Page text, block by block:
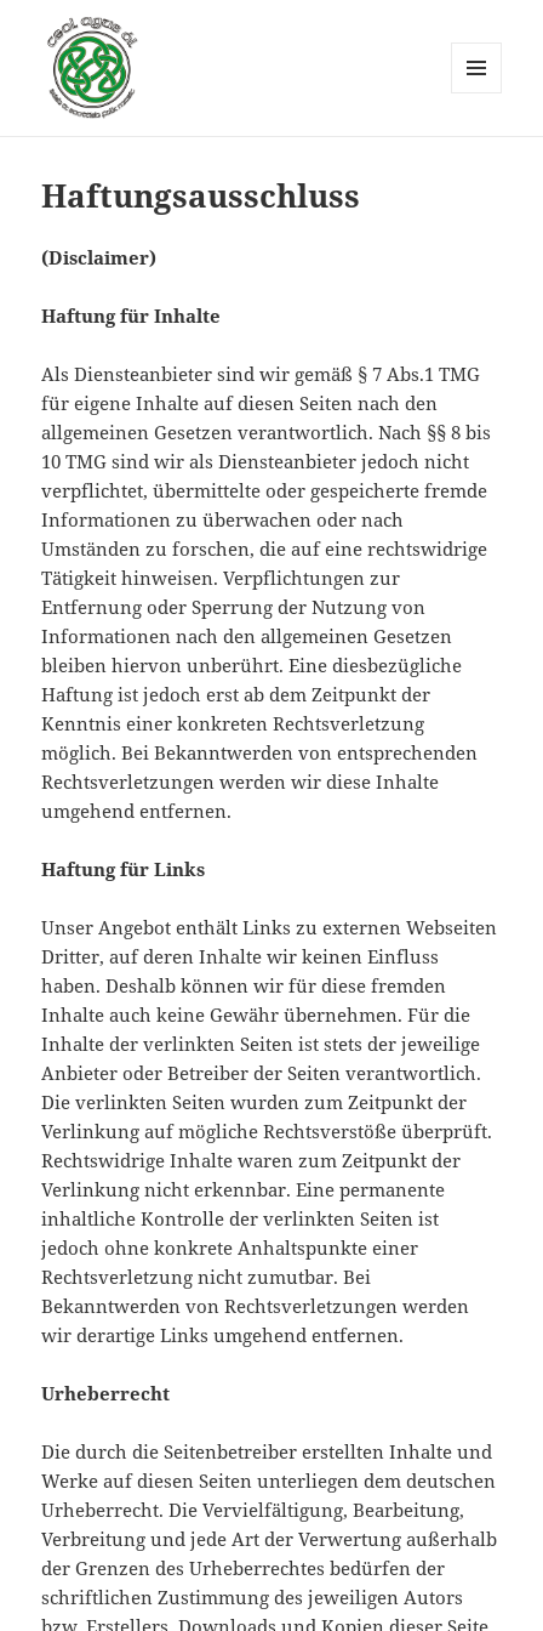
Haftungsausschluss
(Disclaimer)
Haftung für Inhalte
Als Diensteanbieter sind wir gemäß § 7 Abs.1 TMG
für eigene Inhalte auf diesen Seiten nach den
allgemeinen Gesetzen verantwortlich. Nach §§ 8 bis
10 TMG sind wir als Diensteanbieter jedoch nicht
verpflichtet, übermittelte oder gespeicherte fremde
Informationen zu überwachen oder nach
Umständen zu forschen, die auf eine rechtswidrige
Tätigkeit hinweisen. Verpflichtungen zur
Entfernung oder Sperrung der Nutzung von
Informationen nach den allgemeinen Gesetzen
bleiben hiervon unberührt. Eine diesbezügliche
Haftung ist jedoch erst ab dem Zeitpunkt der
Kenntnis einer konkreten Rechtsverletzung
möglich. Bei Bekanntwerden von entsprechenden
Rechtsverletzungen werden wir diese Inhalte
umgehend entfernen.
Haftung für Links
Unser Angebot enthält Links zu externen Webseiten
Dritter, auf deren Inhalte wir keinen Einfluss
haben. Deshalb können wir für diese fremden
Inhalte auch keine Gewähr übernehmen. Für die
Inhalte der verlinkten Seiten ist stets der jeweilige
Anbieter oder Betreiber der Seiten verantwortlich.
Die verlinkten Seiten wurden zum Zeitpunkt der
Verlinkung auf mögliche Rechtsverstöße überprüft.
Rechtswidrige Inhalte waren zum Zeitpunkt der
Verlinkung nicht erkennbar. Eine permanente
inhaltliche Kontrolle der verlinkten Seiten ist
jedoch ohne konkrete Anhaltspunkte einer
Rechtsverletzung nicht zumutbar. Bei
Bekanntwerden von Rechtsverletzungen werden
wir derartige Links umgehend entfernen.
Urheberrecht
Die durch die Seitenbetreiber erstellten Inhalte und
Werke auf diesen Seiten unterliegen dem deutschen
Urheberrecht. Die Vervielfältigung, Bearbeitung,
Verbreitung und jede Art der Verwertung außerhalb
der Grenzen des Urheberrechtes bedürfen der
schriftlichen Zustimmung des jeweiligen Autors